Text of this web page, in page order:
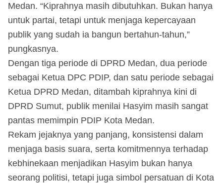
Medan. “Kiprahnya masih dibutuhkan. Bukan hanya
untuk partai, tetapi untuk menjaga kepercayaan
publik yang sudah ia bangun bertahun-tahun,”
pungkasnya.
Dengan tiga periode di DPRD Medan, dua periode
sebagai Ketua DPC PDIP, dan satu periode sebagai
Ketua DPRD Medan, ditambah kiprahnya kini di
DPRD Sumut, publik menilai Hasyim masih sangat
pantas memimpin PDIP Kota Medan.
Rekam jejaknya yang panjang, konsistensi dalam
menjaga basis suara, serta komitmennya terhadap
kebhinekaan menjadikan Hasyim bukan hanya
seorang politisi, tetapi juga simbol persatuan di Kota